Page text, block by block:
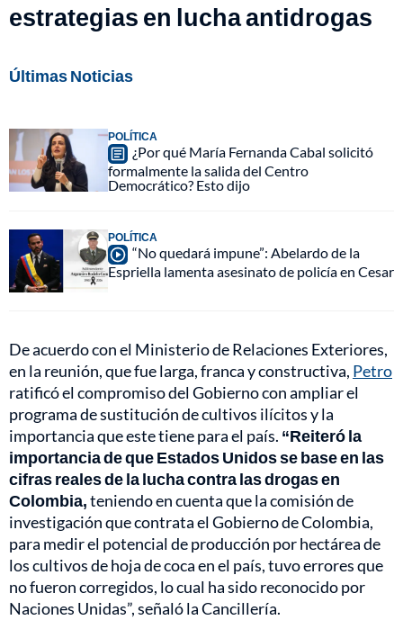
estrategias en lucha antidrogas
Últimas Noticias
POLÍTICA
¿Por qué María Fernanda Cabal solicitó
formalmente la salida del Centro
Democrático? Esto dijo
POLÍTICA
“No quedará impune”: Abelardo de la
Espriella lamenta asesinato de policía en Cesar
De acuerdo con el Ministerio de Relaciones Exteriores,
en la reunión, que fue larga, franca y constructiva, Petro
ratificó el compromiso del Gobierno con ampliar el
programa de sustitución de cultivos ilícitos y la
importancia que este tiene para el país. “Reiteró la
importancia de que Estados Unidos se base en las
cifras reales de la lucha contra las drogas en
Colombia,teniendo en cuenta que la comisión de
investigación que contrata el Gobierno de Colombia,
para medir el potencial de producción por hectárea de
los cultivos de hoja de coca en el país, tuvo errores que
no fueron corregidos, lo cual ha sido reconocido por
Naciones Unidas”, señaló la Cancillería.